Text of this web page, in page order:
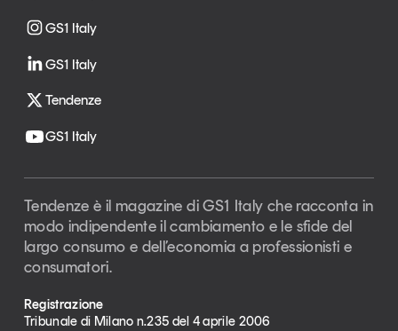
GS1 Italy
GS1 Italy
Tendenze
GS1 Italy
Tendenze è il magazine di GS1 Italy che racconta in
modo indipendente il cambiamento e le sfide del
largo consumo e dell’economia a professionisti e
consumatori.
Registrazione
Tribunale di Milano n.235 del 4 aprile 2006